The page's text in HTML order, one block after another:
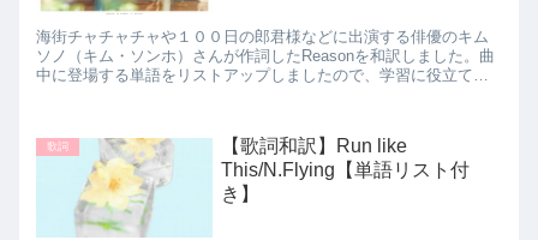
海街チャチャチャや１００日の郎君様などに出演する俳優のキム
ソノ（キム・ソンホ）さんが作詞したReasonを和訳しました。曲
中に登場する単語をリストアップしましたので、学習に役立てて
歌詞
【歌詞和訳】Run like
This/N.Flying【単語リスト付
き】